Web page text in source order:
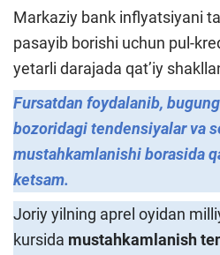
Markaziy bank inflyatsiyani
pasayib borishi uchun pul-
yetarli darajada qatʼiy
Fursatdan foydalanib,
bozoridagi tendensiyalar va
mustahkamlanishi borasida
ketsam.
Joriy yilning aprel oyidan
kursida mustahkamlanish